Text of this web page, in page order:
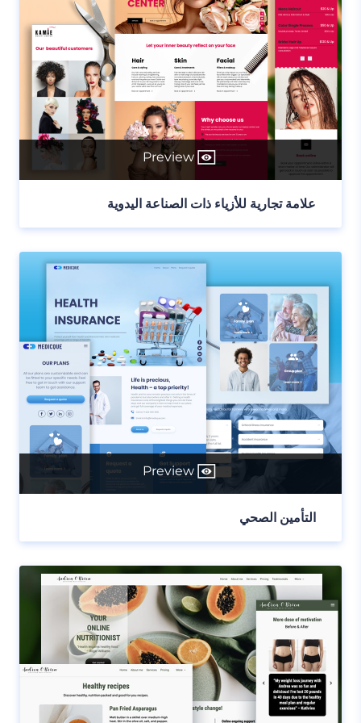
Preview
علامة تجارية للأزياء ذات الصناعة اليدوية
Preview
التأمين الصحي